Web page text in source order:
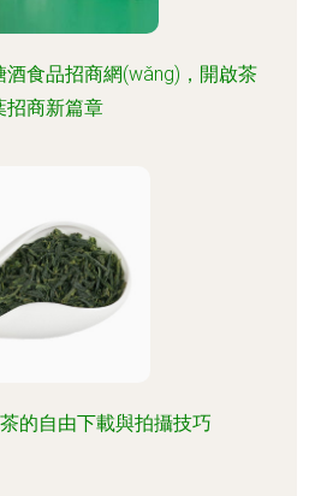
食品招商網(wǎng)，開啟茶
招商新篇章
的自由下載與拍攝技巧